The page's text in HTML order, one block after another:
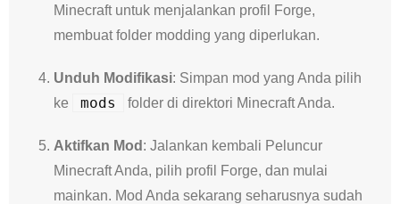
Minecraft untuk menjalankan profil Forge,
membuat folder modding yang diperlukan.
Unduh Modifikasi: Simpan mod yang Anda pilih
ke
mods folder di direktori Minecraft Anda.
Aktifkan Mod : Jalankan kembali Peluncur
Minecraft Anda, pilih profil Forge, dan mulai
mainkan. Mod Anda sekarang seharusnya sudah